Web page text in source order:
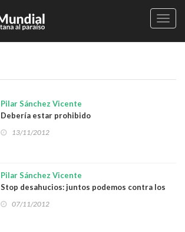
Pilar Sánchez Vicente
Debería estar prohibido
13/11/2012
Pilar Sánchez Vicente
Stop desahucios: juntos podemos contra los
bancos
07/11/2012